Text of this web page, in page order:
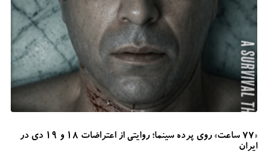
«۷۷ ساعت» روی پرده سینما؛ روایتی از اعتراضات ۱۸ و ۱۹ دی در
ایران